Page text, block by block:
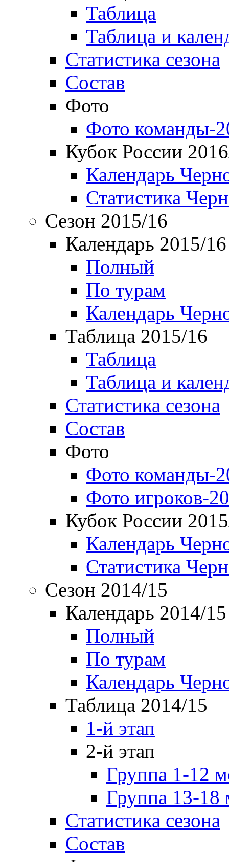
Таблица
Таблица и
Статистика сезона
Состав
Фото
Фото команды-
Кубок России
Календарь
Статистика
Сезон 2015/16
Календарь 2015/16
Полный
По турам
Календарь
Таблица 2015/16
Таблица
Таблица и
Статистика сезона
Состав
Фото
Фото команды-
Фото игроков-
Кубок России
Календарь
Статистика
Сезон 2014/15
Календарь 2014/15
Полный
По турам
Календарь
Таблица 2014/15
1-й этап
2-й этап
Группа 1-12
Группа 13-18
Статистика сезона
Состав